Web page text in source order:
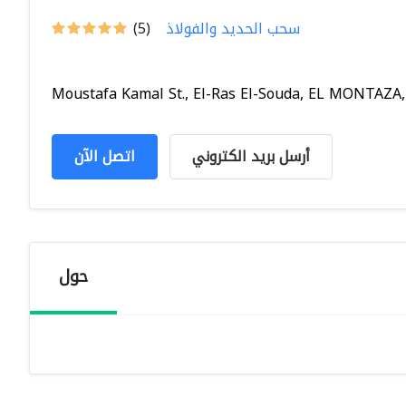
(5) سحب الحديد والفولاذ
Moustafa Kamal St., El-Ras El-Souda, EL
اتصل الآن أرسل بريد الكتروني
حول